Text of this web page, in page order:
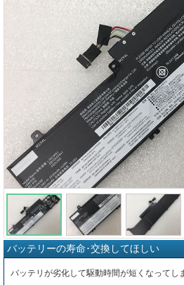
バッテリーの寿命･交換してほしい
バッテリが劣化して駆動時間が短くなってし